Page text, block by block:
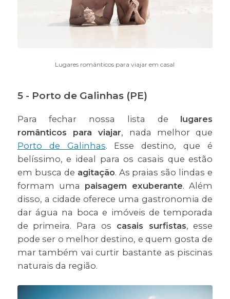
Lugares românticos para viajar em casal
5 - Porto de Galinhas (PE)
Para fechar nossa lista de lugares
românticos para viajar, nada melhor que
Porto de Galinhas. Esse destino, que é
belíssimo, e ideal para os casais que estão
em busca de agitação. As praias são lindas e
formam uma paisagem exuberante. Além
disso, a cidade oferece uma gastronomia de
dar água na boca e imóveis de temporada
de primeira. Para os casais surfistas, esse
pode ser o melhor destino, e quem gosta de
mar também vai curtir bastante as piscinas
naturais da região.